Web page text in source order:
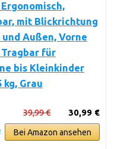
mit Blickrichtung
und Außen, Vorne
für
bis Kleinkinder
kg, Grau
30,99 €
39,99 €
Bei Amazon ansehen